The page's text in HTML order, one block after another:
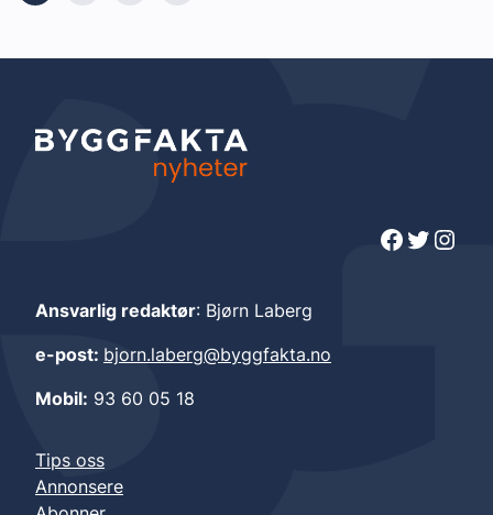
Facebook Twitter Instagram
Ansvarlig redaktør: Bjørn Laberg
e-post: bjorn.laberg@byggfakta.no
Mobil: 93 60 05 18
Tips oss
Annonsere